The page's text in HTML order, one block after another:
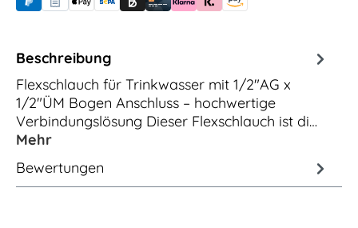
PayPalRechnungskauf (für Behörden)
Apple PayBanküberweisung (vorab)
Rechnungskauf (Billie)
Kreditkarte
Rechnung oder Ratenkauf (Klarna)
Sofortüberweisung (Klarna)
Amazon Pay
Beschreibung
Flexschlauch für Trinkwasser mit 1/2"AG x
1/2"ÜM Bogen Anschluss – hochwertige
Verbindungslösung Dieser Flexschlauch ist di…
Mehr
Bewertungen